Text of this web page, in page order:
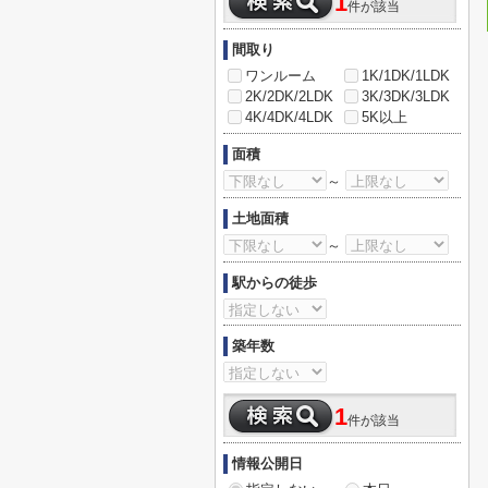
件が該当
間取り
ワンルーム
1K/1DK/1LDK
2K/2DK/2LDK
3K/3DK/3LDK
4K/4DK/4LDK
5K以上
面積
～
土地面積
～
駅からの徒歩
築年数
1件が該当
情報公開日